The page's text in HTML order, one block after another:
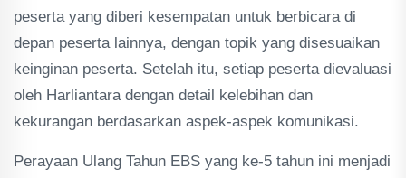
peserta yang diberi kesempatan untuk berbicara di
depan peserta lainnya, dengan topik yang disesuaikan
keinginan peserta. Setelah itu, setiap peserta dievaluasi
oleh Harliantara dengan detail kelebihan dan
kekurangan berdasarkan aspek-aspek komunikasi.
Perayaan Ulang Tahun EBS yang ke-5 tahun ini menjadi